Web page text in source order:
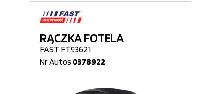
RĄCZKA FOTELA
FAST FT93621
Nr Autos 0378922